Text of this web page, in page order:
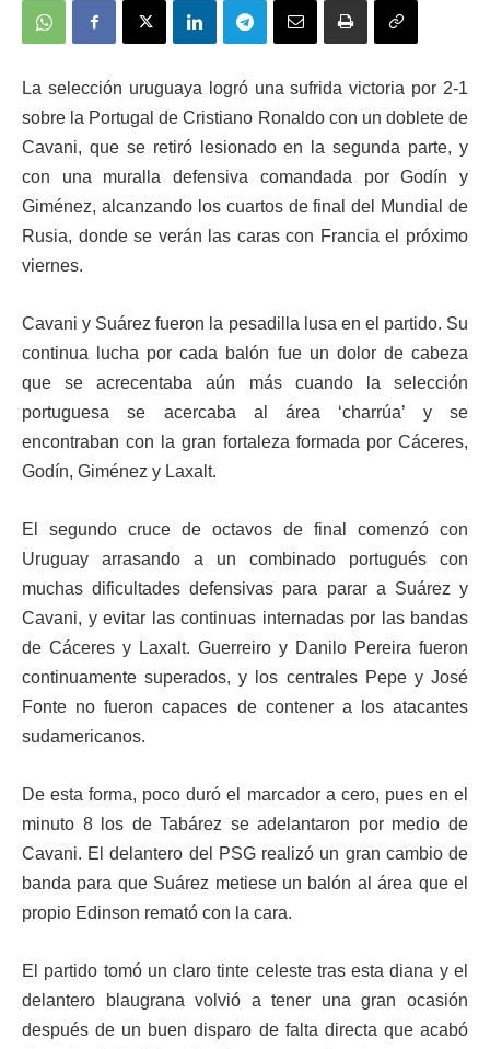
La selección uruguaya logró una sufrida victoria por 2-1
sobre la Portugal de Cristiano Ronaldo con un doblete de
Cavani, que se retiró lesionado en la segunda parte, y
con una muralla defensiva comandada por Godín y
Giménez, alcanzando los cuartos de final del Mundial de
Rusia, donde se verán las caras con Francia el próximo
viernes.
Cavani y Suárez fueron la pesadilla lusa en el partido. Su
continua lucha por cada balón fue un dolor de cabeza
que se acrecentaba aún más cuando la selección
portuguesa se acercaba al área ‘charrúa’ y se
encontraban con la gran fortaleza formada por Cáceres,
Godín, Giménez y Laxalt.
El segundo cruce de octavos de final comenzó con
Uruguay arrasando a un combinado portugués con
muchas dificultades defensivas para parar a Suárez y
Cavani, y evitar las continuas internadas por las bandas
de Cáceres y Laxalt. Guerreiro y Danilo Pereira fueron
continuamente superados, y los centrales Pepe y José
Fonte no fueron capaces de contener a los atacantes
sudamericanos.
De esta forma, poco duró el marcador a cero, pues en el
minuto 8 los de Tabárez se adelantaron por medio de
Cavani. El delantero del PSG realizó un gran cambio de
banda para que Suárez metiese un balón al área que el
propio Edinson remató con la cara.
El partido tomó un claro tinte celeste tras esta diana y el
delantero blaugrana volvió a tener una gran ocasión
después de un buen disparo de falta directa que acabó